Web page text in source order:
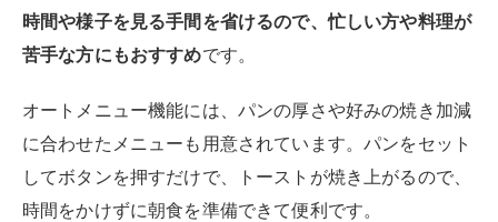
時間や様子を見る手間を省けるので、忙しい方や料理が
苦手な方にもおすすめです。
オートメニュー機能には、パンの厚さや好みの焼き加減
に合わせたメニューも用意されています。パンをセット
してボタンを押すだけで、トーストが焼き上がるので、
時間をかけずに朝食を準備できて便利です。